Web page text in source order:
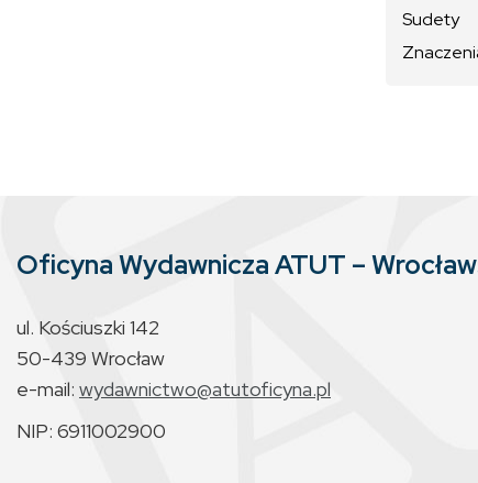
Sudety
Oficyna Wydawnicza ATUT –
ul. Kościuszki 142
50-439 Wrocław
e-mail: wydawnictwo@atutoficyna.pl
NIP: 6911002900